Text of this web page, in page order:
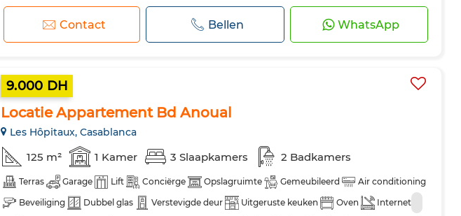
Contact Bellen WhatsApp
9.000 DH
Locatie Appartement Bd Anoual
Les Hôpitaux, Casablanca
125 m² 1 Kamer 3 Slaapkamers 2 Badkamers
Terras Garage Lift Conciërge Opslagruimte Gemeubileerd
Air conditioning
Beveiliging
Dubbel glas Verstevigde deur Uitgeruste keuken Oven Internet